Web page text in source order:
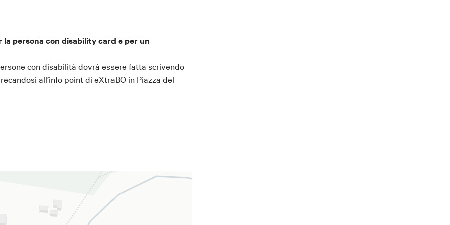
da trekking e pantaloni lunghi, e di portare con sé
un plaid, una torcia, repellente per insetti,
13, Bentivoglio (Bo)
la persona con disability card e per un
con disabilità dovrà essere fatta scrivendo
all’info point di eXtraBO in Piazza del
trattamento dei dati personali per l'iscrizione alla Newsletter
13 e 14 del Regolamento (UE) 2016/679 ("GDPR"), il Comune di San
informa gli interessati sulle modalità di trattamento dei dati personali
di newsletter.